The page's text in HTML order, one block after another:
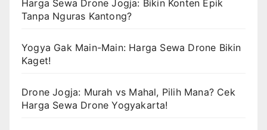
Harga Sewa Drone Jogja: Bikin Konten Epik
Tanpa Nguras Kantong?
Yogya Gak Main-Main: Harga Sewa Drone Bikin
Kaget!
Drone Jogja: Murah vs Mahal, Pilih Mana? Cek
Harga Sewa Drone Yogyakarta!